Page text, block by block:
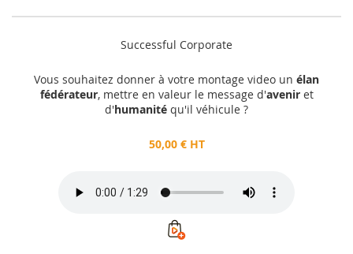
Successful Corporate
Vous souhaitez donner à votre montage video un élan
fédérateur, mettre en valeur le message d'aveniret
d'humanité qu'il véhicule ?
50,00 € HT